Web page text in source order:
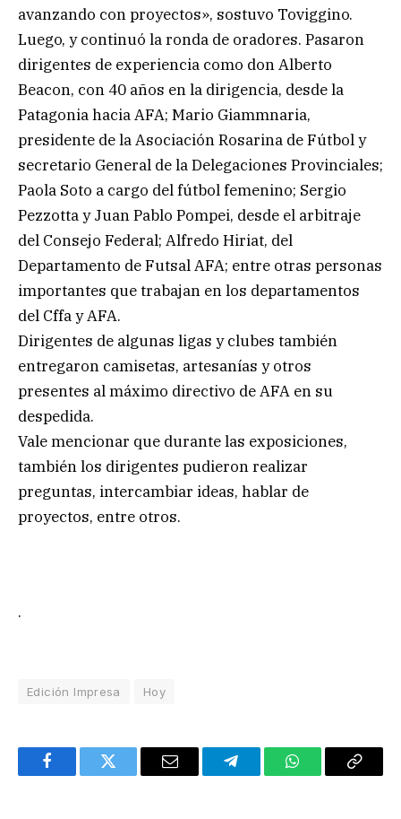
avanzando con proyectos», sostuvo Toviggino.
Luego, y continuó la ronda de oradores. Pasaron
dirigentes de experiencia como don Alberto
Beacon, con 40 años en la dirigencia, desde la
Patagonia hacia AFA; Mario Giammnaria,
presidente de la Asociación Rosarina de Fútbol y
secretario General de la Delegaciones Provinciales;
Paola Soto a cargo del fútbol femenino; Sergio
Pezzotta y Juan Pablo Pompei, desde el arbitraje
del Consejo Federal; Alfredo Hiriat, del
Departamento de Futsal AFA; entre otras personas
importantes que trabajan en los departamentos
del Cffa y AFA.
Dirigentes de algunas ligas y clubes también
entregaron camisetas, artesanías y otros
presentes al máximo directivo de AFA en su
despedida.
Vale mencionar que durante las exposiciones,
también los dirigentes pudieron realizar
preguntas, intercambiar ideas, hablar de
proyectos, entre otros.
.
Edición Impresa Hoy
FacebookTwitter Email TelegramWhatsAppCopy